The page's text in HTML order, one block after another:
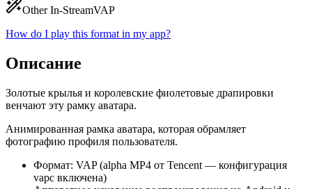
Other In-StreamVAP
How do I play this format in my app?
Описание
Золотые крылья и королевские фиолетовые драпировки
венчают эту рамку аватара.
Анимированная рамка аватара, которая обрамляет
фотографию профиля пользователя.
Формат: VAP (alpha MP4 от Tencent — конфигурация
vapc включена)